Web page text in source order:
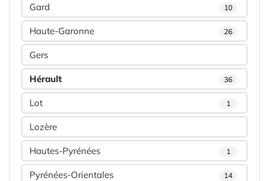
Gard 10
Haute-Garonne 26
Gers
Hérault 36
Lot 1
Lozère
Hautes-Pyrénées 1
Pyrénées-Orientales 14